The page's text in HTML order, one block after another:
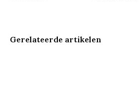
Gerelateerde artikelen